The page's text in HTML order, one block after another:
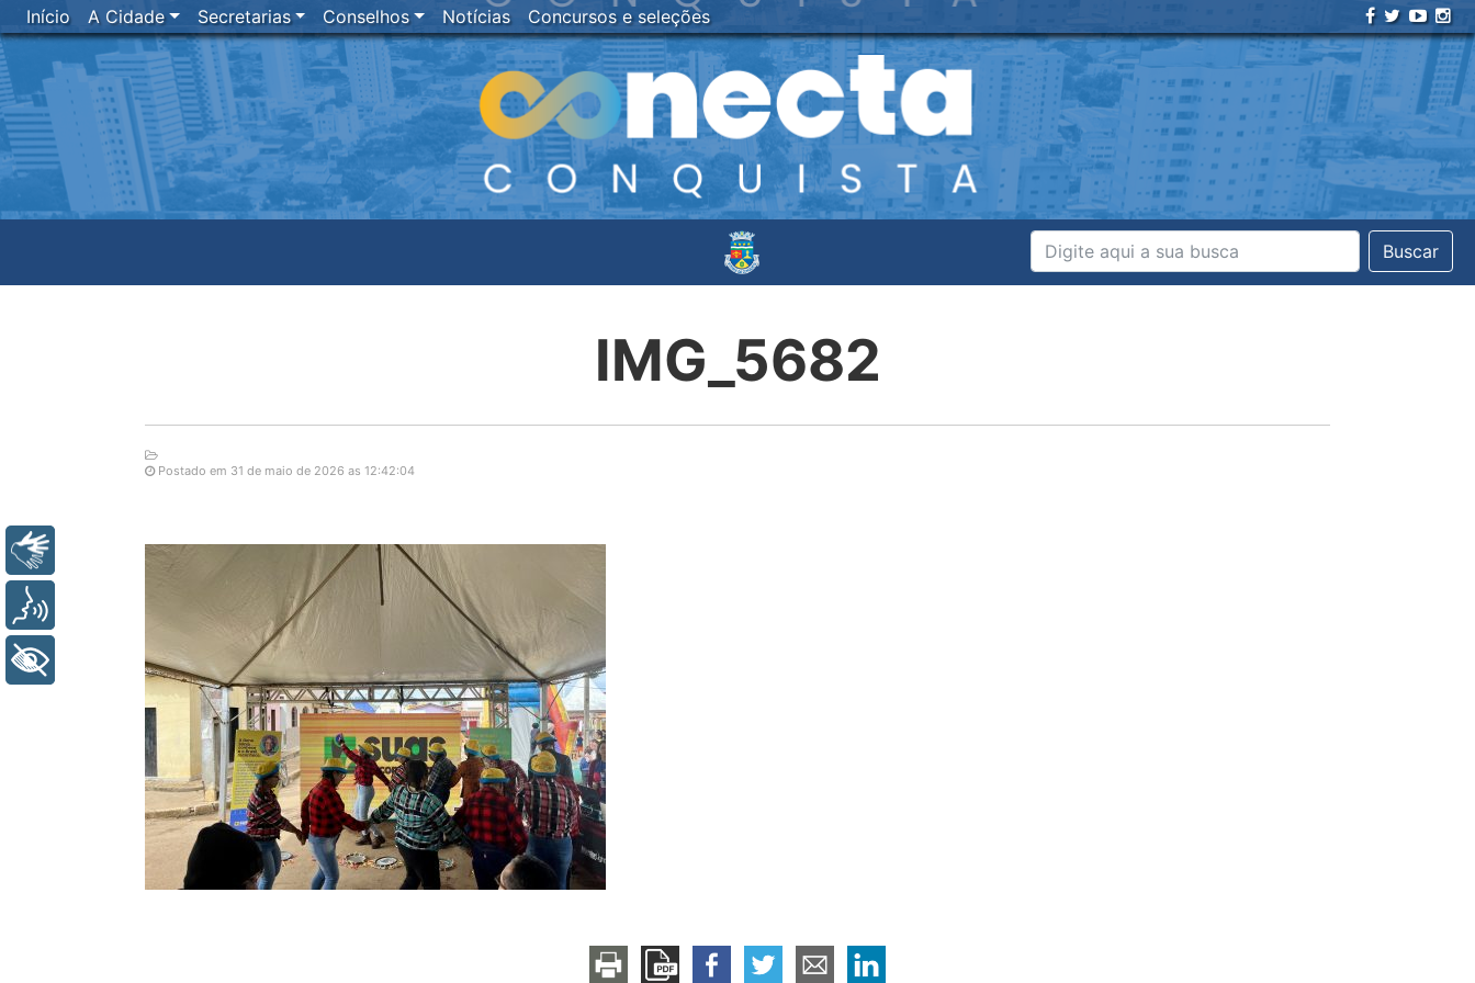
Início A Cidade Secretarias Conselhos Notícias Concursos e seleções
Buscar
IMG_5682
Postado em 31 de maio de 2026 as 12:42:04
+ Acessibilidade